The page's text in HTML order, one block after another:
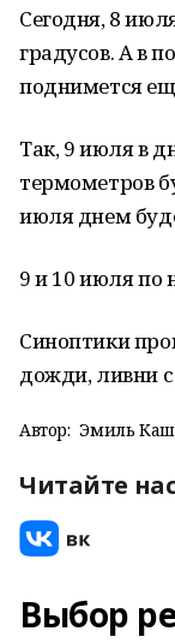
Сегодня, 8
градусов. А в
поднимется
Так, 9 июля в
термометров
июля днем
9 и 10 июля по
Синоптики
дожди, ливни с
Автор: Эмиль
Читайте
Выбор